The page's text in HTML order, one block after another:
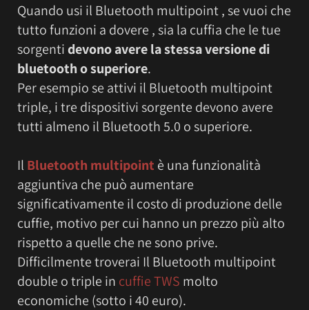
Quando usi il Bluetooth multipoint , se vuoi che
tutto funzioni a dovere , sia la cuffia che le tue
sorgentidevono avere la stessa versione di
bluetooth o superiore.
Per esempio se attivi il Bluetooth multipoint
triple, i tre dispositivi sorgente devono avere
tutti almeno il Bluetooth 5.0 o superiore.
Il Bluetooth multipoint è una funzionalità
aggiuntiva che può aumentare
significativamente il costo di produzione delle
cuffie, motivo per cui hanno un prezzo più alto
rispetto a quelle che ne sono prive.
Difficilmente troverai Il Bluetooth multipoint
double o triple in cuffie TWS molto
economiche (sotto i 40 euro).